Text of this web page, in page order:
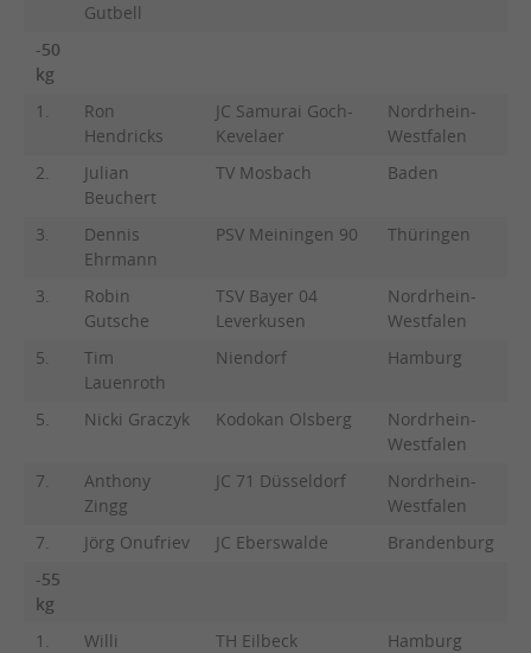
Gutbell
-50
kg
1.
Ron
Hendricks
JC Samurai Goch-
Kevelaer
Nordrhein-
Westfalen
2.
Julian
Beuchert
TV Mosbach Baden
3.
Dennis
Ehrmann
PSV Meiningen 90 Thüringen
3.
Robin
Gutsche
TSV Bayer 04
Leverkusen
Nordrhein-
Westfalen
5.
Tim
Lauenroth
Niendorf Hamburg
5. Nicki Graczyk Kodokan Olsberg
Nordrhein-
Westfalen
7.
Anthony
Zingg
JC 71 Düsseldorf
Nordrhein-
Westfalen
7.
Jörg Onufriev JC Eberswalde
Brandenburg
-55
kg
1.
Willi
TH Eilbeck Hamburg